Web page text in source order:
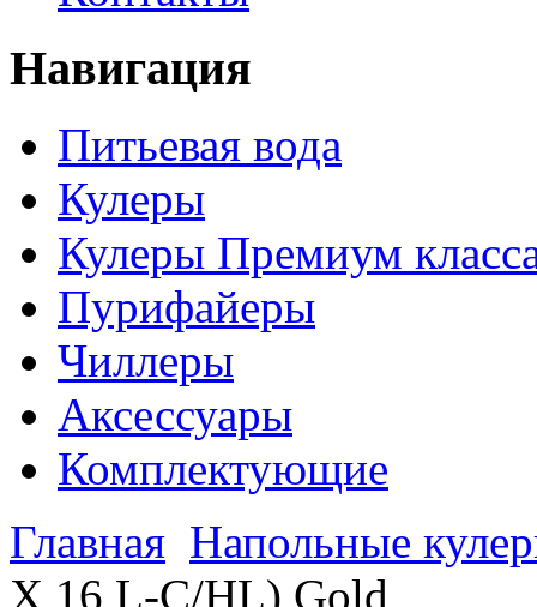
Навигация
Питьевая вода
Кулеры
Кулеры Премиум
Пурифайеры
Чиллеры
Аксессуары
Комплектующие
Главная Напольные
X 16 L-C/HL) Gold